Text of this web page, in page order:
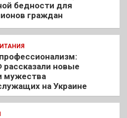
бедности для
граждан
новые
мужества
на Украине